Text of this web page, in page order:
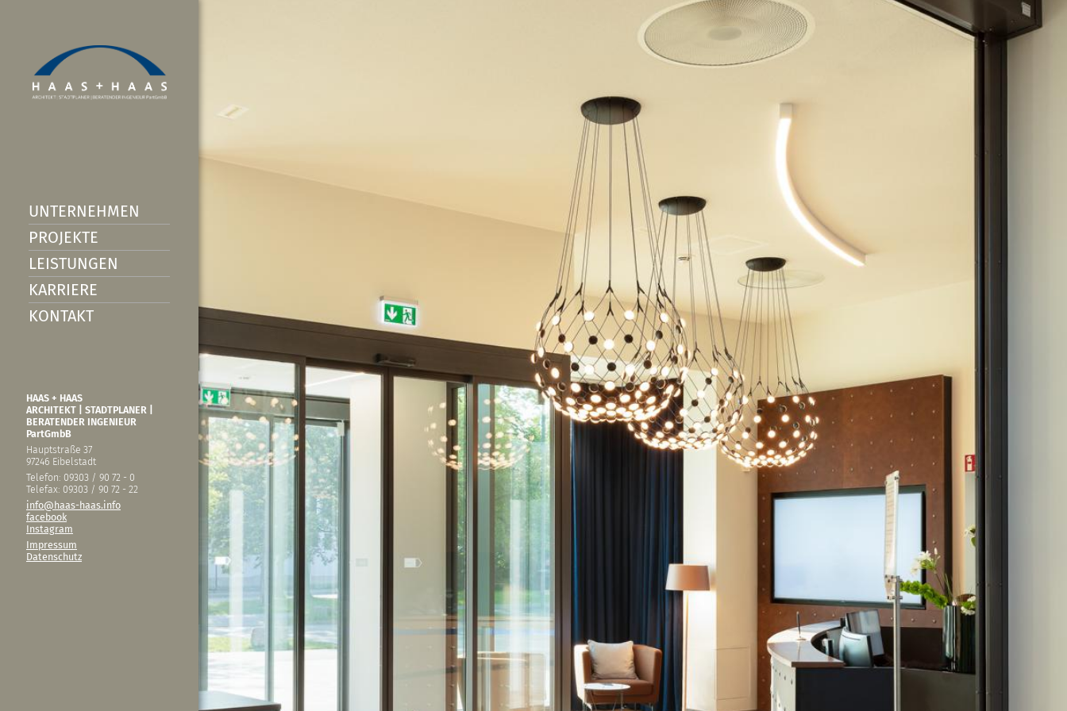
UNTERNEHMEN
PROJEKTE
LEISTUNGEN
KARRIERE
KONTAKT
HAAS + HAAS
ARCHITEKT | STADTPLANER |
BERATENDER INGENIEUR
PartGmbB
Hauptstraße 37
97246 Eibelstadt
Telefon: 09303 / 90 72 - 0
Telefax: 09303 / 90 72 - 22
info@haas-haas.info
facebook
Instagram
Impressum
Datenschutz